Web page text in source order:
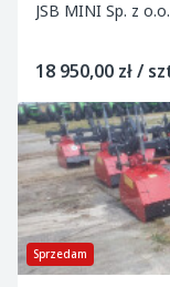
JSB MINI Sp. z
18 950,00 zł /
Sprzedam